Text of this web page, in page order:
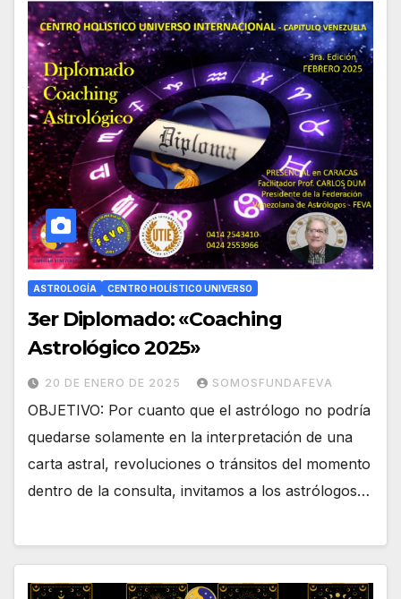
ASTROLOGÍA CENTRO HOLÍSTICO UNIVERSO
3er Diplomado: «Coaching
Astrológico 2025»
20 DE ENERO DE 2025 SOMOSFUNDAFEVA
OBJETIVO: Por cuanto que el astrólogo no podría
quedarse solamente en la interpretación de una
carta astral, revoluciones o tránsitos del momento
dentro de la consulta, invitamos a los astrólogos…